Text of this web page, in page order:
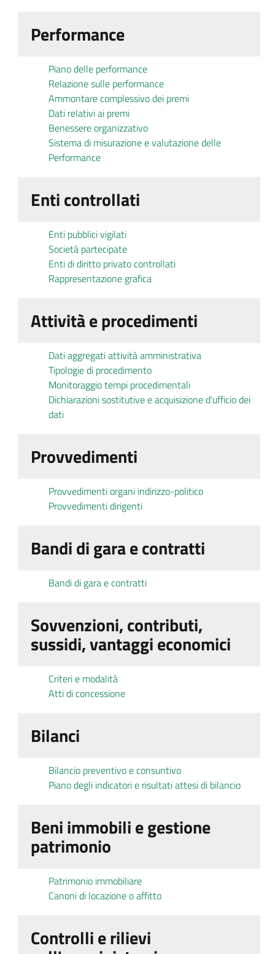
Performance
Piano delle performance
Relazione sulle performance
Ammontare complessivo dei premi
Dati relativi ai premi
Benessere organizzativo
Sistema di misurazione e valutazione delle
Performance
Enti controllati
Enti pubblici vigilati
Società partecipate
Enti di diritto privato controllati
Rappresentazione grafica
Attività e procedimenti
Dati aggregati attività amministrativa
Tipologie di procedimento
Monitoraggio tempi procedimentali
Dichiarazioni sostitutive e acquisizione d'ufficio dei
dati
Provvedimenti
Provvedimenti organi indirizzo-politico
Provvedimenti dirigenti
Bandi di gara e contratti
Bandi di gara e contratti
Sovvenzioni, contributi,
sussidi, vantaggi economici
Criteri e modalità
Atti di concessione
Bilanci
Bilancio preventivo e consuntivo
Piano degli indicatori e risultati attesi di bilancio
Beni immobili e gestione
patrimonio
Patrimonio immobiliare
Canoni di locazione o affitto
Controlli e rilievi